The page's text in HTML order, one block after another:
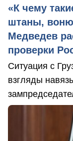
«К чему
штаны,
Медведев
проверки
Ситуация с
взгляды